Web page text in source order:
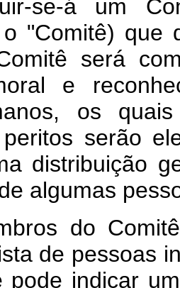
se-á um
"Comitê) que
será
e
os
serão
distribuição
algumas
do
de pessoas
pode indicar